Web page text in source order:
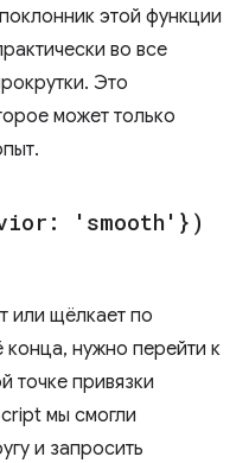
этой функции
во все
Это
может только
'smooth'})
или щёлкает по
конца, нужно перейти к
точке привязки
мы смогли
и запросить